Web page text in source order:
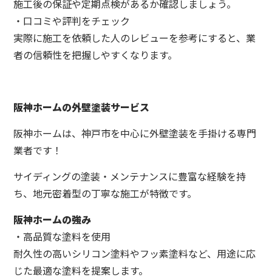
施工後の保証や定期点検があるか確認しましょう。
・口コミや評判をチェック
実際に施工を依頼した人のレビューを参考にすると、業
者の信頼性を把握しやすくなります。
阪神ホームの外壁塗装サービス
阪神ホームは、神戸市を中心に外壁塗装を手掛ける専門
業者です！
サイディングの塗装・メンテナンスに豊富な経験を持
ち、地元密着型の丁寧な施工が特徴です。
阪神ホームの強み
・高品質な塗料を使用
耐久性の高いシリコン塗料やフッ素塗料など、用途に応
じた最適な塗料を提案します。